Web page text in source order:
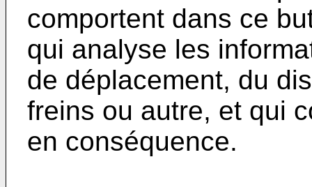
comportent dans ce
qui analyse les
de déplacement, du
freins ou autre, et qui
en conséquence.